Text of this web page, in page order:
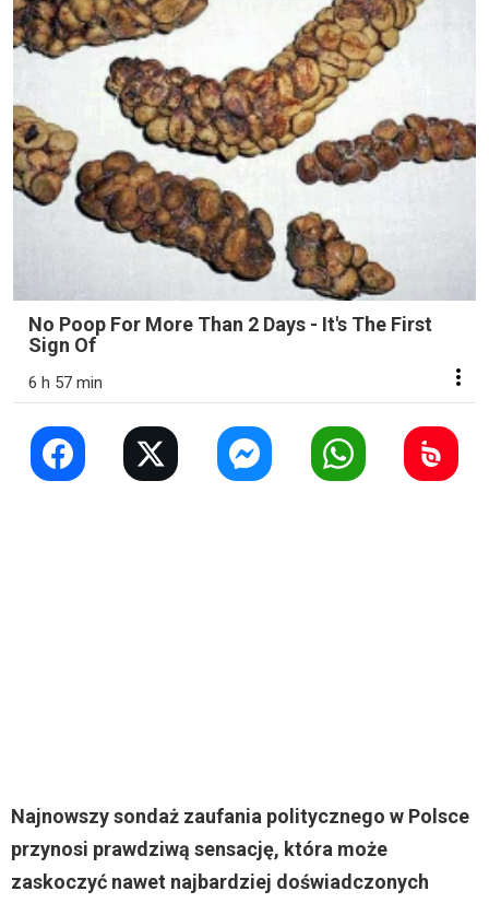
No Poop For More Than 2 Days - It's The First
Sign Of
6 h 57 min
Najnowszy sondaż zaufania politycznego w Polsce
przynosi prawdziwą sensację, która może
zaskoczyć nawet najbardziej doświadczonych